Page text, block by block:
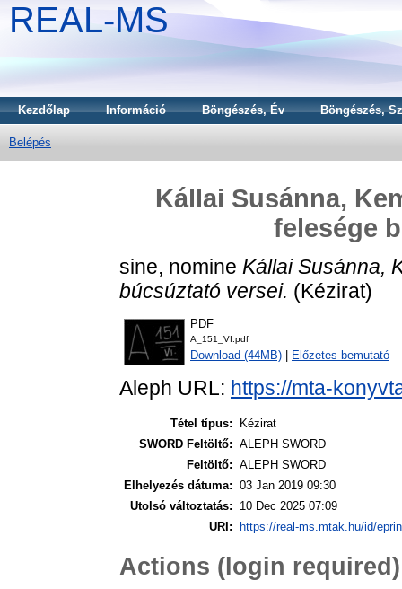
REAL-MS
Kezdőlap Információ Böngészés, Év Böngészés,
Belépés
Kállai Susánna,
felesége
sine, nomine Kállai Susánna,
búcsúztató versei. (Kézirat)
PDF
A_151_VI.pdf
Download (44MB) Előzetes bemutató
Aleph URL: https://mta-
Tétel típus:
Kézirat
SWORD Feltöltő: ALEPH SWORD
Feltöltő: ALEPH SWORD
Elhelyezés dátuma: 03 Jan 2019 09:30
Utolsó változtatás:
10 Dec 2025 07:09
URI:
https://real-ms.mtak.hu/id/
Actions (login required)